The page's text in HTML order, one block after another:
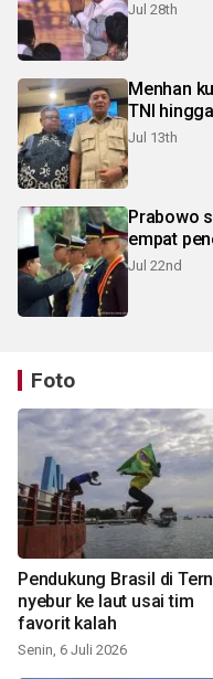
Jul 28th
Menhan
TNI
Jul 13th
Prabowo
empat
Jul 22nd
Foto
Pendukung Brasil di
nyebur ke laut usai tim
favorit kalah
Senin, 6 Juli 2026